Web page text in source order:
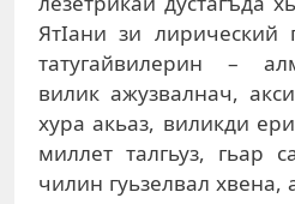
ЯтIани зи лирический
татугайвилерин –
вилик ажузвалнач,
хура акьаз, виликди
миллет талгьуз, гьар
чилин гуьзелвал